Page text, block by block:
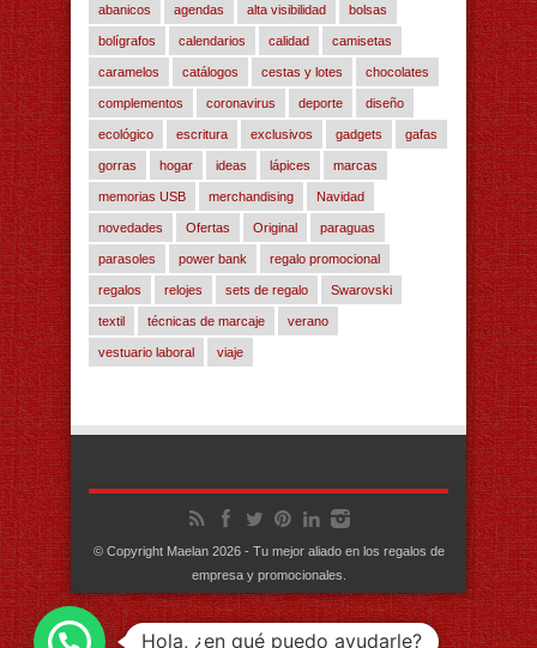
abanicos agendas alta visibilidad bolsas
bolígrafos calendarios calidad camisetas
caramelos catálogos cestas y lotes chocolates
complementos coronavirus deporte diseño
ecológico escritura exclusivos gadgets gafas
gorras hogar ideas lápices marcas
memorias USB merchandising Navidad
novedades Ofertas Original paraguas
parasoles power bank regalo promocional
regalos relojes sets de regalo Swarovski
textil técnicas de marcaje verano
vestuario laboral viaje
© Copyright Maelan 2026 - Tu mejor aliado en los regalos de
empresa y promocionales.
Hola, ¿en qué puedo ayudarle?